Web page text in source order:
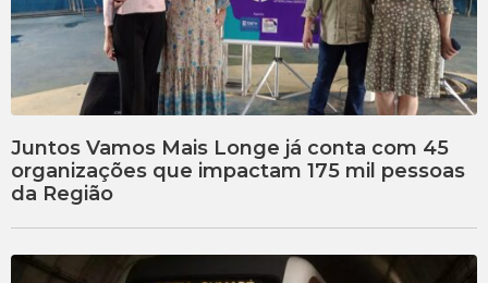
Juntos Vamos Mais Longe já conta com 45
organizações que impactam 175 mil pessoas
da Região